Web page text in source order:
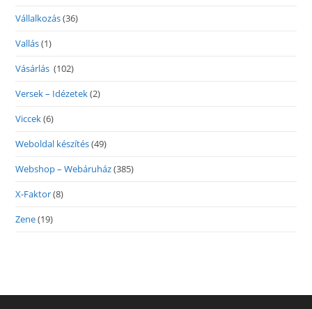
Vállalkozás(36)
Vallás(1)
Vásárlás (102)
Versek – Idézetek(2)
Viccek(6)
Weboldal készítés(49)
Webshop – Webáruház(385)
X-Faktor(8)
Zene(19)